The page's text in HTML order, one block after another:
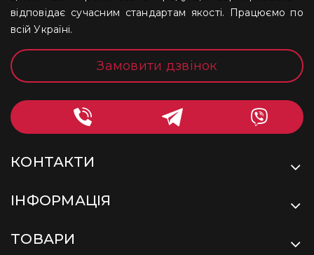
відповідає сучасним стандартам якості. Працюємо по
всій Україні.
Замовити дзвінок
КОНТАКТИ
ІНФОРМАЦІЯ
ТОВАРИ